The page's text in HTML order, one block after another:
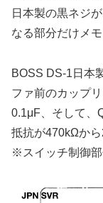
日本製の黒ネジ
なる部分だけメモ
BOSS DS-1日本
ファ前のカップ
0.1μF、そして、
抵抗が470kΩから
※スイッチ制御部